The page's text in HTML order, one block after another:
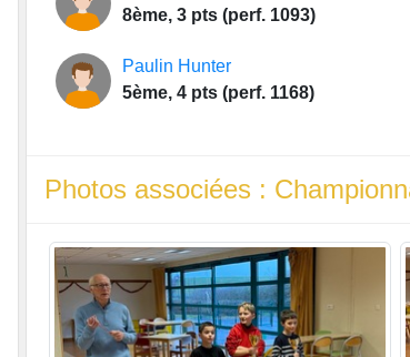
8ème, 3 pts (perf. 1093)
Paulin Hunter
5ème, 4 pts (perf. 1168)
Photos associées :